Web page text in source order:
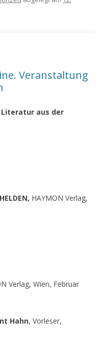
Veranstaltung
Literatur aus der
HAYMON Verlag,
Verlag, Wien, Februar
Hahn, Vorleser,